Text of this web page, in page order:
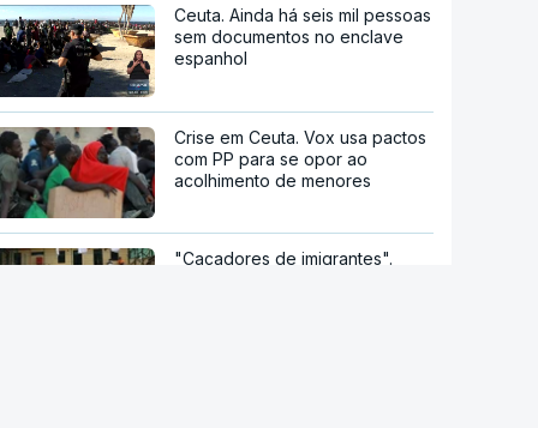
Ceuta. Ainda há seis mil pessoas
sem documentos no enclave
espanhol
Crise em Ceuta. Vox usa pactos
com PP para se opor ao
acolhimento de menores
"Caçadores de imigrantes".